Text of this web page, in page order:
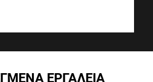
ΕΡΓΑΛΕΙΑ